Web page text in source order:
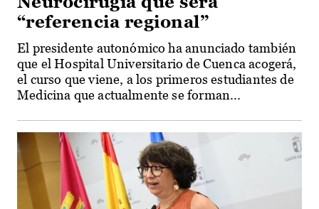
“referencia regional”
El presidente autonómico ha anunciado también
que el Hospital Universitario de Cuenca acogerá,
el curso que viene, a los primeros estudiantes de
Medicina que actualmente se forman...